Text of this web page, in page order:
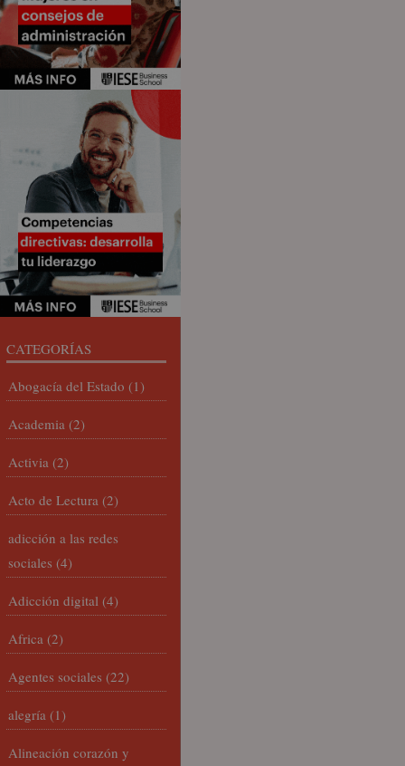
CATEGORÍAS
Abogacía del Estado (1)
Academia (2)
Activia (2)
Acto de Lectura (2)
adicción a las redes
sociales (4)
Adicción digital (4)
Africa (2)
Agentes sociales (22)
alegría (1)
Alineación corazón y